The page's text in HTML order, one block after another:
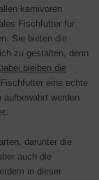
karnivoren
Fischfutter für
Sie bieten die
zu gestalten, denn
bleiben die
eine echte
werden
darunter die
auch die
in dieser